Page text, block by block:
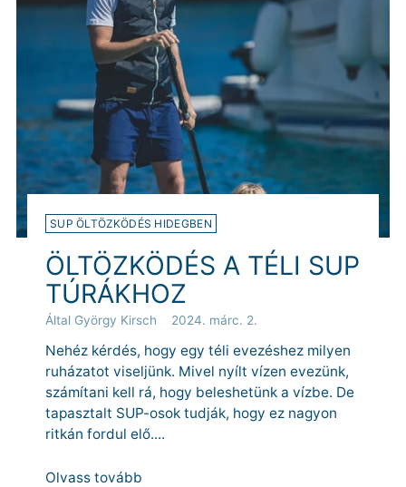
SUP ÖLTÖZKÖDÉS HIDEGBEN
ÖLTÖZKÖDÉS A TÉLI SUP
TÚRÁKHOZ
Által György Kirsch 2024. márc. 2.
Nehéz kérdés, hogy egy téli evezéshez milyen
ruházatot viseljünk. Mivel nyílt vízen evezünk,
számítani kell rá, hogy beleshetünk a vízbe. De
tapasztalt SUP-osok tudják, hogy ez nagyon
ritkán fordul elő....
Olvass tovább